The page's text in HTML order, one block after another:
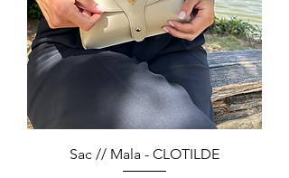
Sac // Mala - CLOTILDE